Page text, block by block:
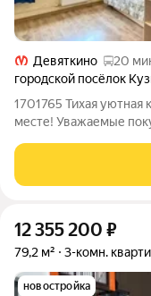
Девяткино
20
городской посёлок
1701765 Тихая
месте! Уважаемые
85,2 кв.м.: - большая
на сосновый бор; - 2
12 355 200 ₽
79,2 м² 3-комн.
новостройка